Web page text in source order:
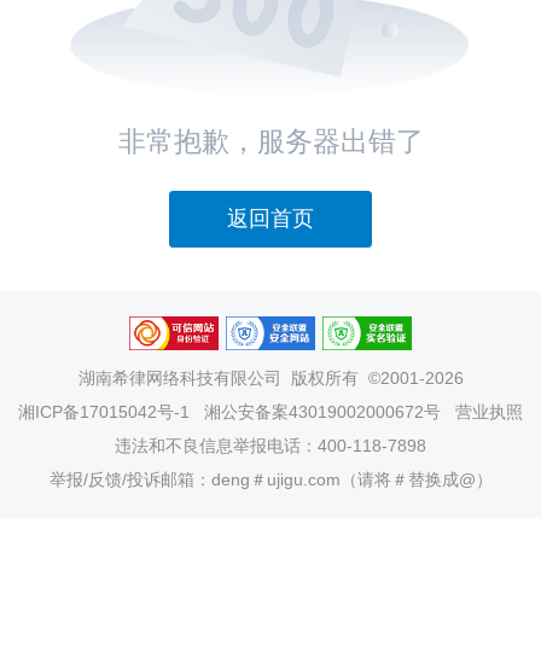
非常抱歉，服务器出错了
返回首页
湖南希律网络科技有限公司
版权所有 ©2001-2026
湘ICP备17015042号-1
湘公安备案43019002000672号
营业执照
违法和不良信息举报电话：400-118-7898
举报/反馈/投诉邮箱：deng＃ujigu.com（请将＃替换成@）